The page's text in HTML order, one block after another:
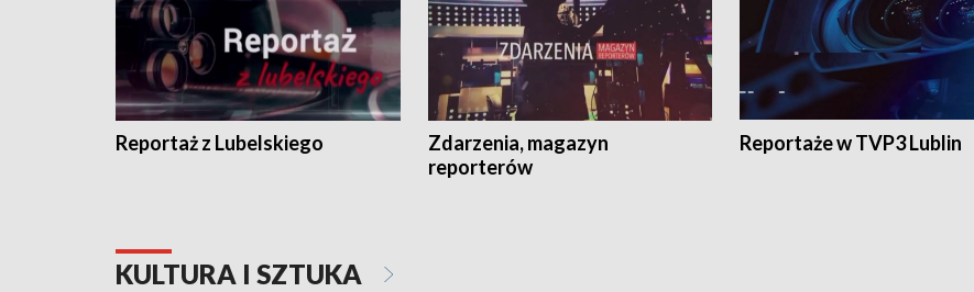
Reportaż z Lubelskiego
Zdarzenia, magazyn
reporterów
Reportaże w TVP3 Lublin
KULTURA I SZTUKA